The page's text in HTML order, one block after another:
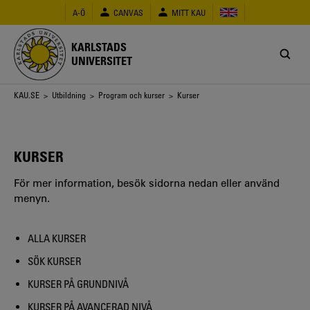
huvudinnehåll
A-Ö CANVAS MITT KAU
KARLSTADS
UNIVERSITET
Länkstig
KAU.SE > Utbildning > Program och kurser > Kurser
KURSER
För mer information, besök sidorna nedan eller använd
menyn.
ALLA KURSER
SÖK KURSER
KURSER PÅ GRUNDNIVÅ
KURSER PÅ AVANCERAD NIVÅ